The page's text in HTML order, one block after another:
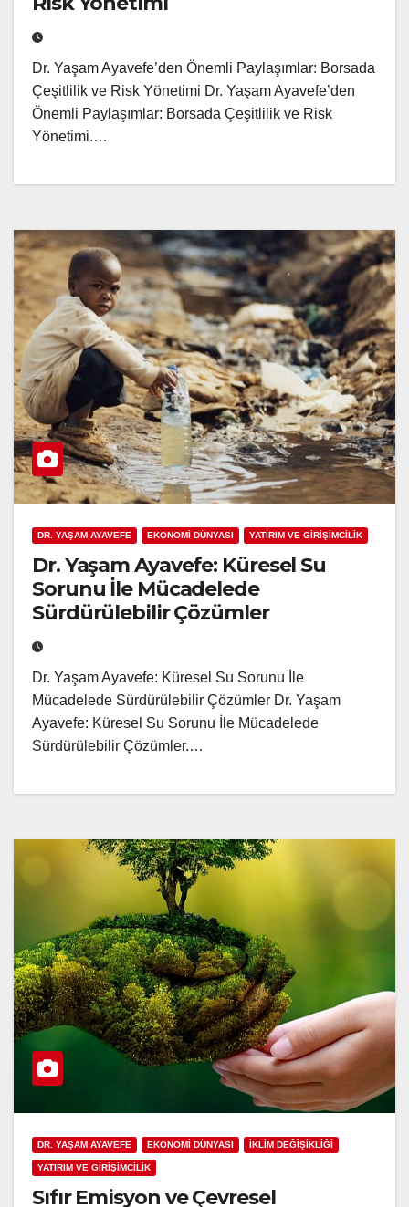
Dr. Yaşam Ayavefe’den Önemli Paylaşımlar: Borsada
Çeşitlilik ve Risk Yönetimi Dr. Yaşam Ayavefe’den
Önemli Paylaşımlar: Borsada Çeşitlilik ve Risk
Yönetimi.…
DR. YAŞAM AYAVEFE EKONOMİ DÜNYASI YATIRIM VE GİRİŞİMCİLİK
Dr. Yaşam Ayavefe: Küresel Su
Sorunu İle Mücadelede
Sürdürülebilir Çözümler
Dr. Yaşam Ayavefe: Küresel Su Sorunu İle
Mücadelede Sürdürülebilir Çözümler Dr. Yaşam
Ayavefe: Küresel Su Sorunu İle Mücadelede
Sürdürülebilir Çözümler.…
DR. YAŞAM AYAVEFE EKONOMİ DÜNYASI İKLİM DEĞİŞİKLİĞİ
YATIRIM VE GİRİŞİMCİLİK
Sıfır Emisyon ve Çevresel